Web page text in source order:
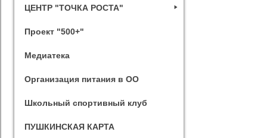
ЦЕНТР "ТОЧКА РОСТА"
Проект "500+"
Медиатека
Организация питания в ОО
Школьный спортивный клуб
ПУШКИНСКАЯ КАРТА